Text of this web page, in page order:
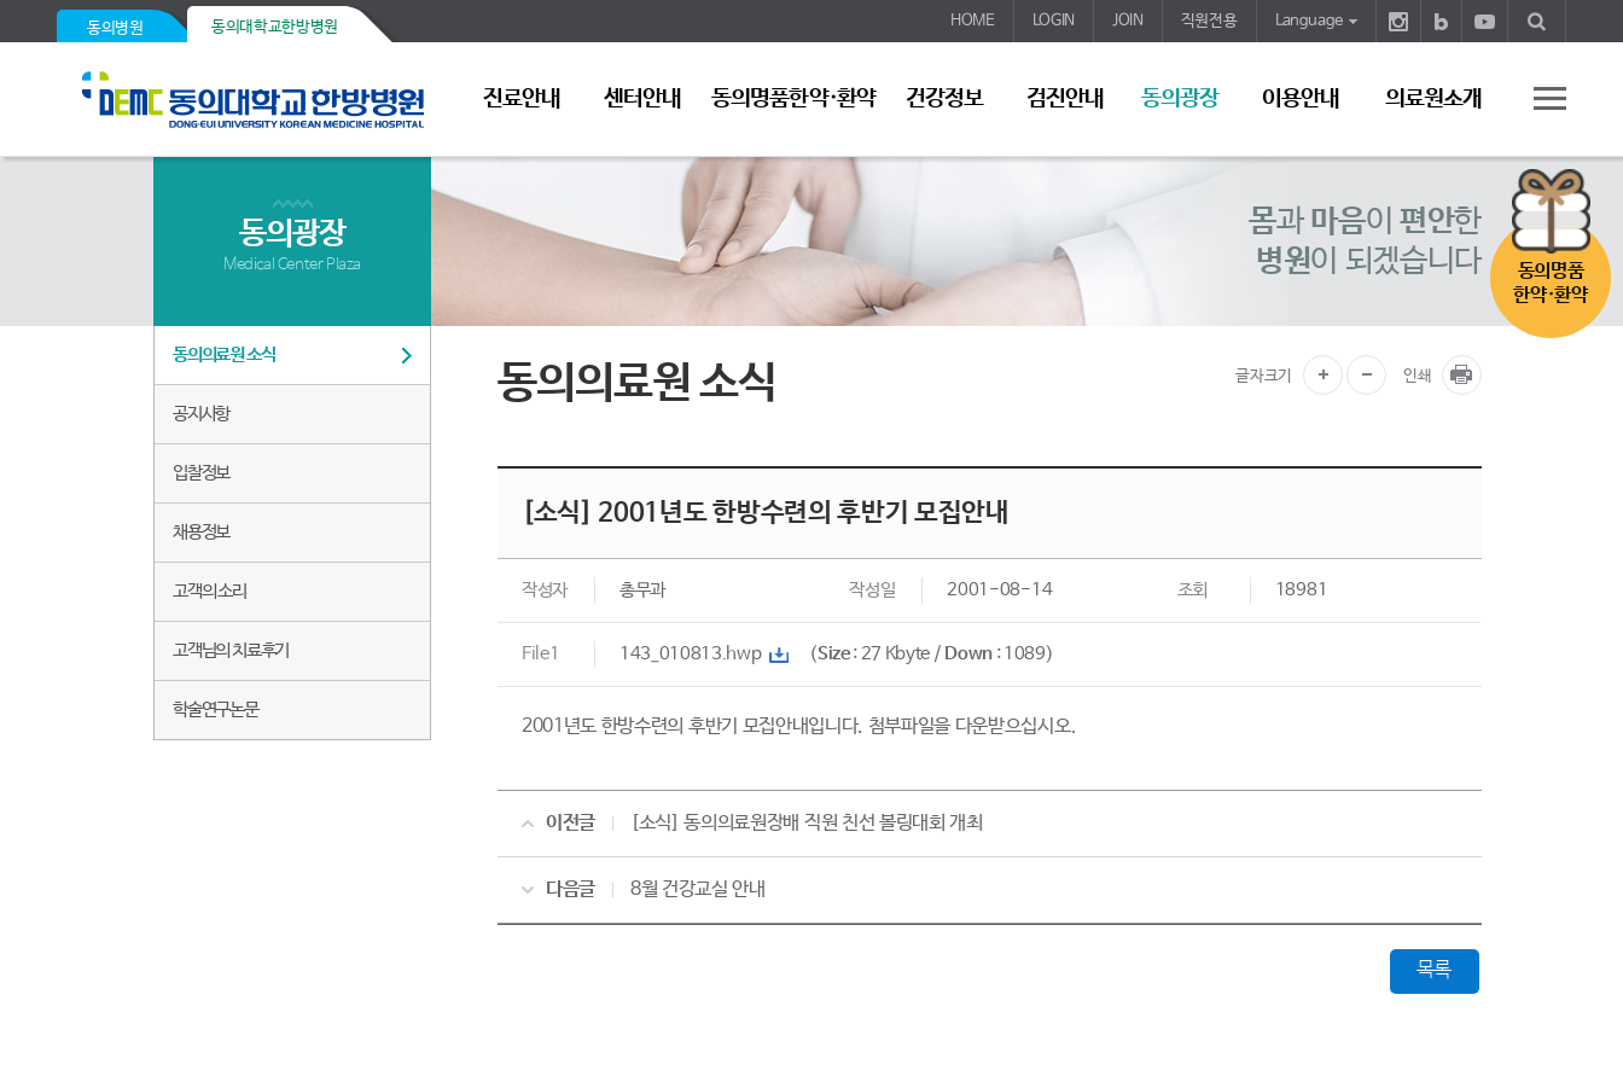
동의병원 동의대학교한방병원 HOME LOGIN JOIN 직원전용 Language
진료안내 센터안내 동의명품한약·환약 건강정보 검진안내 동의광장 이용안내 의료원소개
동의명품
한약·환약
몸과 마음이 편안한
병원이 되겠습니다
동의광장
Medical Center Plaza
동의의료원 소식
공지사항
입찰정보
채용정보
고객의 소리
고객님의 치료후기
학술연구논문
동의의료원 소식 글자크기 인쇄
[소식] 2001년도 한방수련의 후반기 모집안내
작성자 총무과 작성일 2001-08-14 조회 18981
File1 143_010813.hwp (Size: 27 Kbyte / Down: 1089)
2001년도 한방수련의 후반기 모집안내입니다. 첨부파일을 다운받으십시오.
이전글 [소식] 동의의료원장배 직원 친선 볼링대회 개최
다음글 8월 건강교실 안내
목록